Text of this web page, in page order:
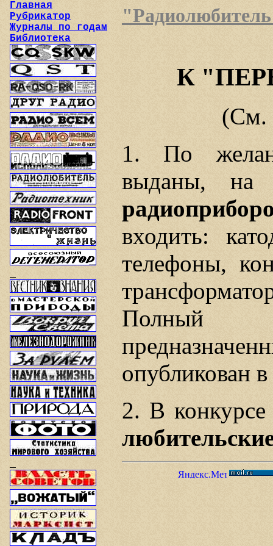
Главная
Рубрикатор
Журналы по годам
Библиотека
К
(См.
1. По
выданы,
входить:
телефоны,
Полный
опубликован
2. В